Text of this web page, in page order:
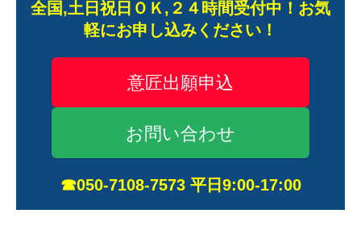
全国,土日祝日ＯＫ,２４時間受付中！お気
軽にお申し込みください！
意匠出願申込
お問い合わせ
☎050-7108-7573 平日9:00-17:00